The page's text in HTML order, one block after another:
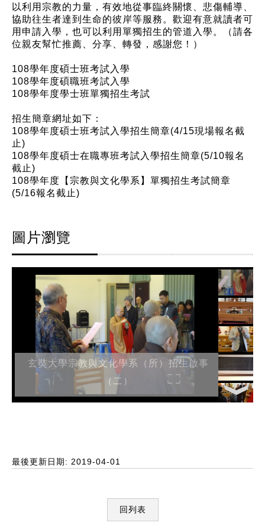
以利用宗教的力量，有效地從事臨終關懷、悲傷輔導、
協助往生者達到生命的彼岸等服務。歡迎有意就讀者可
用申請入學，也可以利用單獨招生的管道入學。（請各
位親友幫忙推薦、分享、轉發，感謝您！）
108學年度碩士班考試入學
108學年度碩職班考試入學
108學年度學士班單獨招生考試
招生簡章網址如下：
108學年度碩士班考試入學招生簡章(4/15現場報名截
止)
108學年度碩士在職專班考試入學招生簡章(5/10報名
截止)
108學年度【宗教與文化學系】單獨招生考試簡章
(5/16報名截止)
圖片瀏覽
玄奘大學宗教與文化學系（所）招生啟事
（二）
最後更新日期: 2019-04-01
回列表